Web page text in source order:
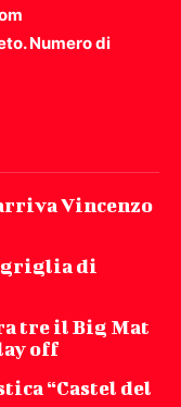
Numero di
Vincenzo
griglia di
tre il Big Mat
off
“Castel del